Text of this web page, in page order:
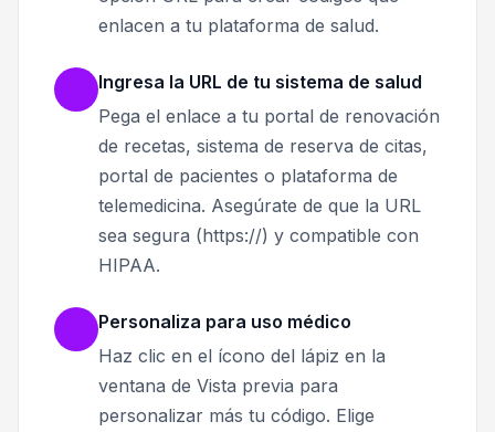
enlacen a tu plataforma de salud.
Ingresa la URL de tu sistema de salud
Pega el enlace a tu portal de renovación
de recetas, sistema de reserva de citas,
portal de pacientes o plataforma de
telemedicina. Asegúrate de que la URL
sea segura (https://) y compatible con
HIPAA.
Personaliza para uso médico
Haz clic en el ícono del lápiz en la
ventana de Vista previa para
personalizar más tu código. Elige